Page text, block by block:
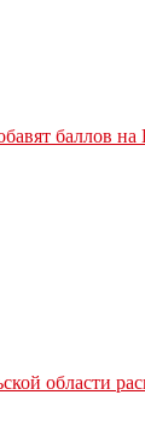
баллов на
области